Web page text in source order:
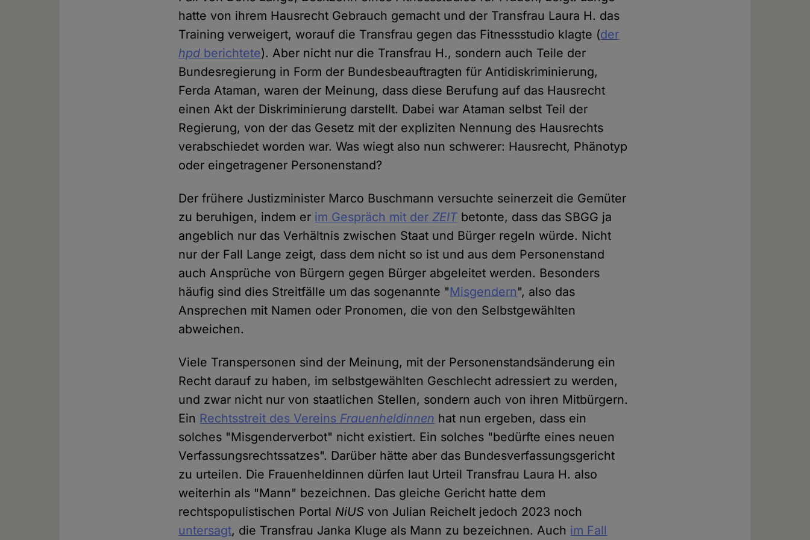
hatte von ihrem Hausrecht Gebrauch gemacht und der Transfrau Laura H. das
Training verweigert, worauf die Transfrau gegen das Fitnessstudio klagte (der
hpd berichtete). Aber nicht nur die Transfrau H., sondern auch Teile der
Bundesregierung in Form der Bundesbeauftragten für Antidiskriminierung,
Ferda Ataman, waren der Meinung, dass diese Berufung auf das Hausrecht
einen Akt der Diskriminierung darstellt. Dabei war Ataman selbst Teil der
Regierung, von der das Gesetz mit der expliziten Nennung des Hausrechts
verabschiedet worden war. Was wiegt also nun schwerer: Hausrecht, Phänotyp
oder eingetragener Personenstand?
Der frühere Justizminister Marco Buschmann versuchte seinerzeit die Gemüter
zu beruhigen, indem er im Gespräch mit derZEIT betonte, dass das SBGG ja
angeblich nur das Verhältnis zwischen Staat und Bürger regeln würde. Nicht
nur der Fall Lange zeigt, dass dem nicht so ist und aus dem Personenstand
auch Ansprüche von Bürgern gegen Bürger abgeleitet werden. Besonders
häufig sind dies Streitfälle um das sogenannte "Misgendern", also das
Ansprechen mit Namen oder Pronomen, die von den Selbstgewählten
abweichen.
Viele Transpersonen sind der Meinung, mit der Personenstandsänderung ein
Recht darauf zu haben, im selbstgewählten Geschlecht adressiert zu werden,
und zwar nicht nur von staatlichen Stellen, sondern auch von ihren Mitbürgern.
Ein Rechtsstreit des Vereins Frauenheldinnen hat nun ergeben, dass ein
solches "Misgenderverbot" nicht existiert. Ein solches "bedürfte eines neuen
Verfassungsrechtssatzes". Darüber hätte aber das Bundesverfassungsgericht
zu urteilen. Die Frauenheldinnen dürfen laut Urteil Transfrau Laura H. also
weiterhin als "Mann" bezeichnen. Das gleiche Gericht hatte dem
rechtspopulistischen Portal NiUSvon Julian Reichelt jedoch 2023 noch
untersagt, die Transfrau Janka Kluge als Mann zu bezeichnen. Auch im Fall